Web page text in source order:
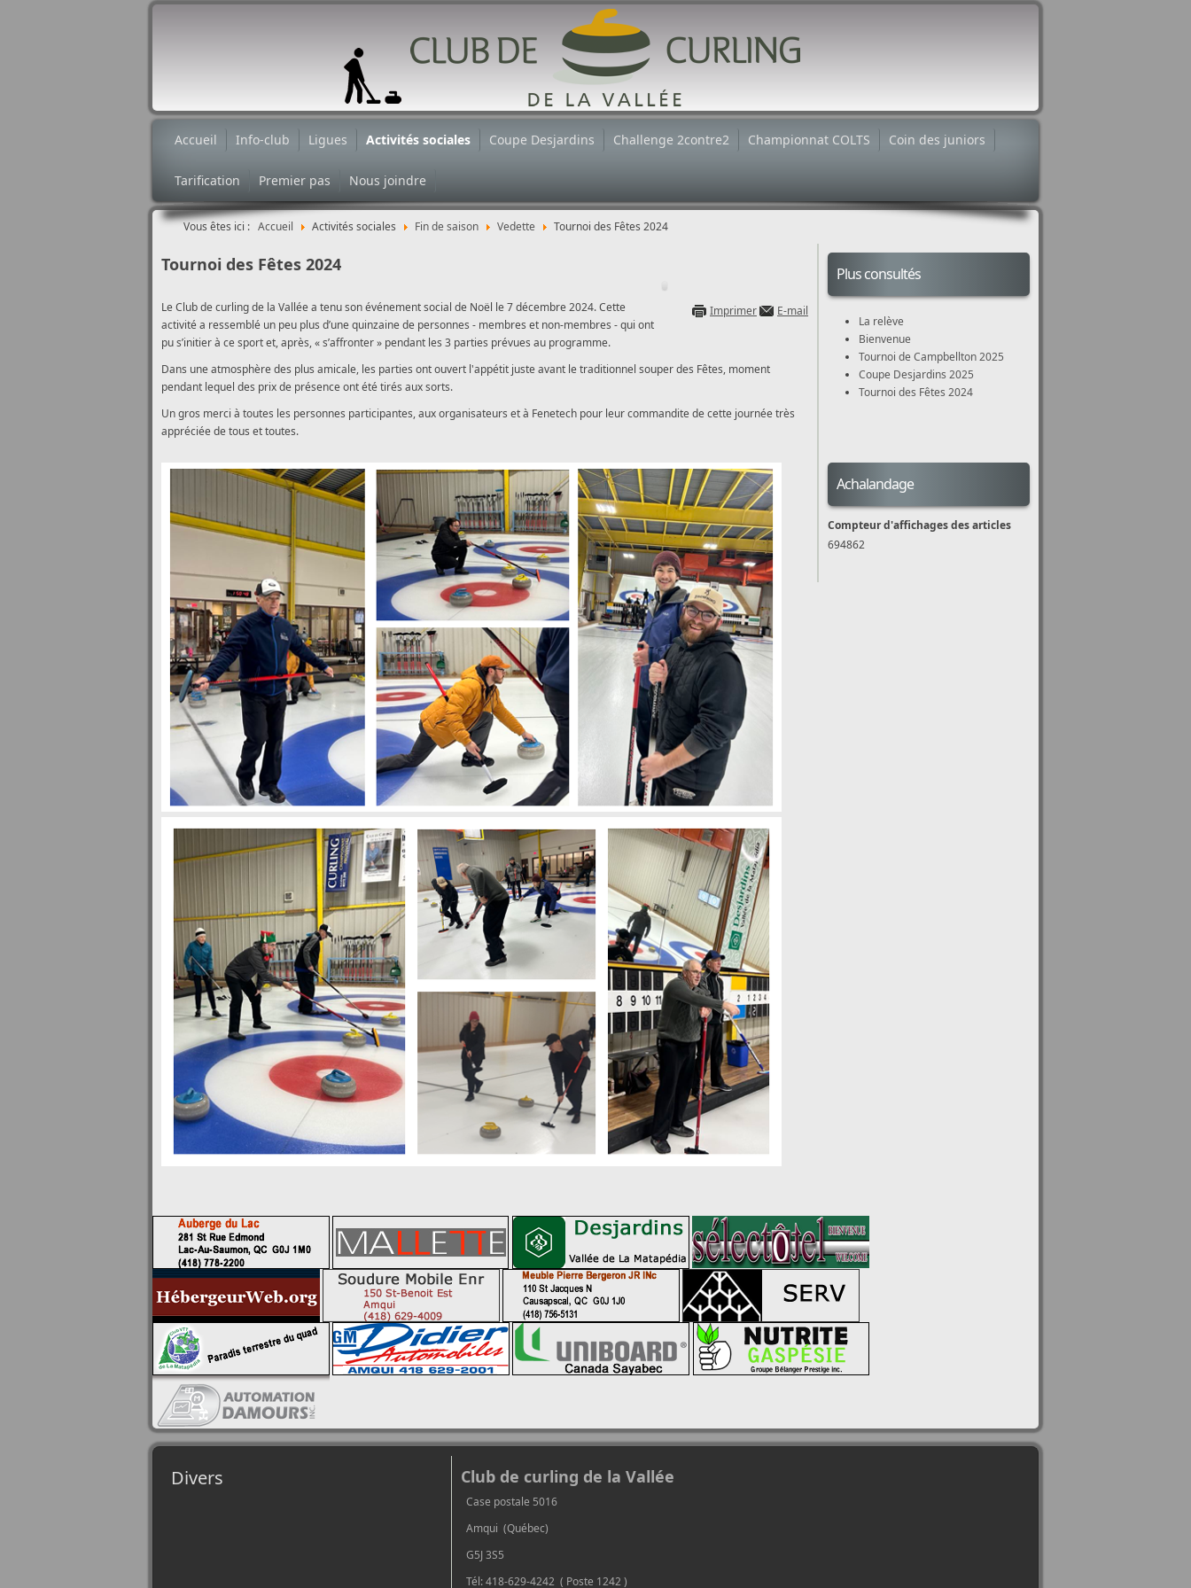
Accueil Info-club Ligues Activités sociales Coupe Desjardins Challenge 2contre2 Championnat COLTS Coin des juniors
Tarification Premier pas Nous joindre
Vous êtes ici : Accueil Activités sociales Fin de saison Vedette Tournoi des Fêtes 2024
Tournoi des Fêtes 2024
Imprimer E-mail
Le Club de curling de la Vallée a tenu son événement social de Noël le 7 décembre 2024. Cette
activité a ressemblé un peu plus d’une quinzaine de personnes - membres et non-membres - qui ont
pu s’initier à ce sport et, après, « s’affronter » pendant les 3 parties prévues au programme.
Dans une atmosphère des plus amicale, les parties ont ouvert l'appétit juste avant le traditionnel souper des Fêtes, moment
pendant lequel des prix de présence ont été tirés aux sorts.
Un gros merci à toutes les personnes participantes, aux organisateurs et à Fenetech pour leur commandite de cette journée très
appréciée de tous et toutes.
Plus consultés
La relève
Bienvenue
Tournoi de Campbellton 2025
Coupe Desjardins 2025
Tournoi des Fêtes 2024
Achalandage
Compteur d'affichages des articles
694862
Divers Club de curling de la Vallée
Case postale 5016
Amqui (Québec)
G5J 3S5
Tél: 418-629-4242 ( Poste 1242 )